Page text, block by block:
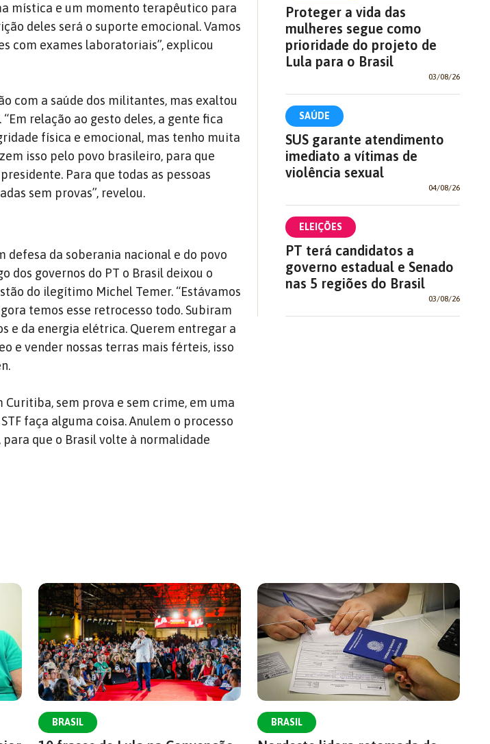
mística e um momento terapêutico para
deles será o suporte emocional. Vamos
com exames laboratoriais”, explicou
com a saúde dos militantes, mas exaltou
relação ao gesto deles, a gente fica
física e emocional, mas tenho muita
isso pelo povo brasileiro, para que
Para que todas as pessoas
sem provas”, revelou.
defesa da soberania nacional e do povo
dos governos do PT o Brasil deixou o
do ilegítimo Michel Temer. “Estávamos
temos esse retrocesso todo. Subiram
e da energia elétrica. Querem entregar a
e vender nossas terras mais férteis, isso
Curitiba, sem prova e sem crime, em uma
faça alguma coisa. Anulem o processo
que o Brasil volte à normalidade
Proteger a vida das
mulheres segue como
prioridade do projeto de
Lula para o Brasil
03/08/26
SAÚDE
SUS garante atendimento
imediato a vítimas de
violência sexual
04/08/26
ELEIÇÕES
PT terá candidatos a
governo estadual e Senado
nas 5 regiões do Brasil
03/08/26
BRASIL BRASIL